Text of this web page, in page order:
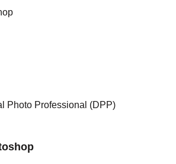
Photo Professional (DPP)